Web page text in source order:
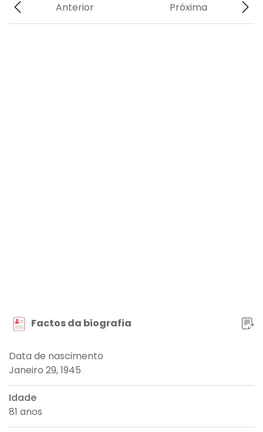
Próxima
Anterior
Factos da biografia
Data de nascimento
Janeiro 29, 1945
Idade
81 anos